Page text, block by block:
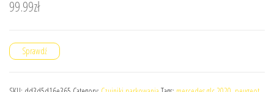
99.99zł
Sprawdź